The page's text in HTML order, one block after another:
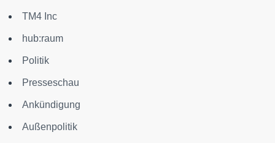
TM4 Inc
hub:raum
Politik
Presseschau
Ankündigung
Außenpolitik